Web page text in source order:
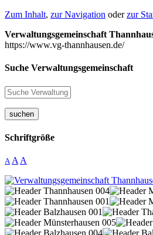
Zum Inhalt, zur Navigation oderzur
Verwaltungsgemeinschaft
https://www.vg-thannhausen.de/
Suche Verwaltungsgemeinschaft
suchen
Schriftgröße
A A A